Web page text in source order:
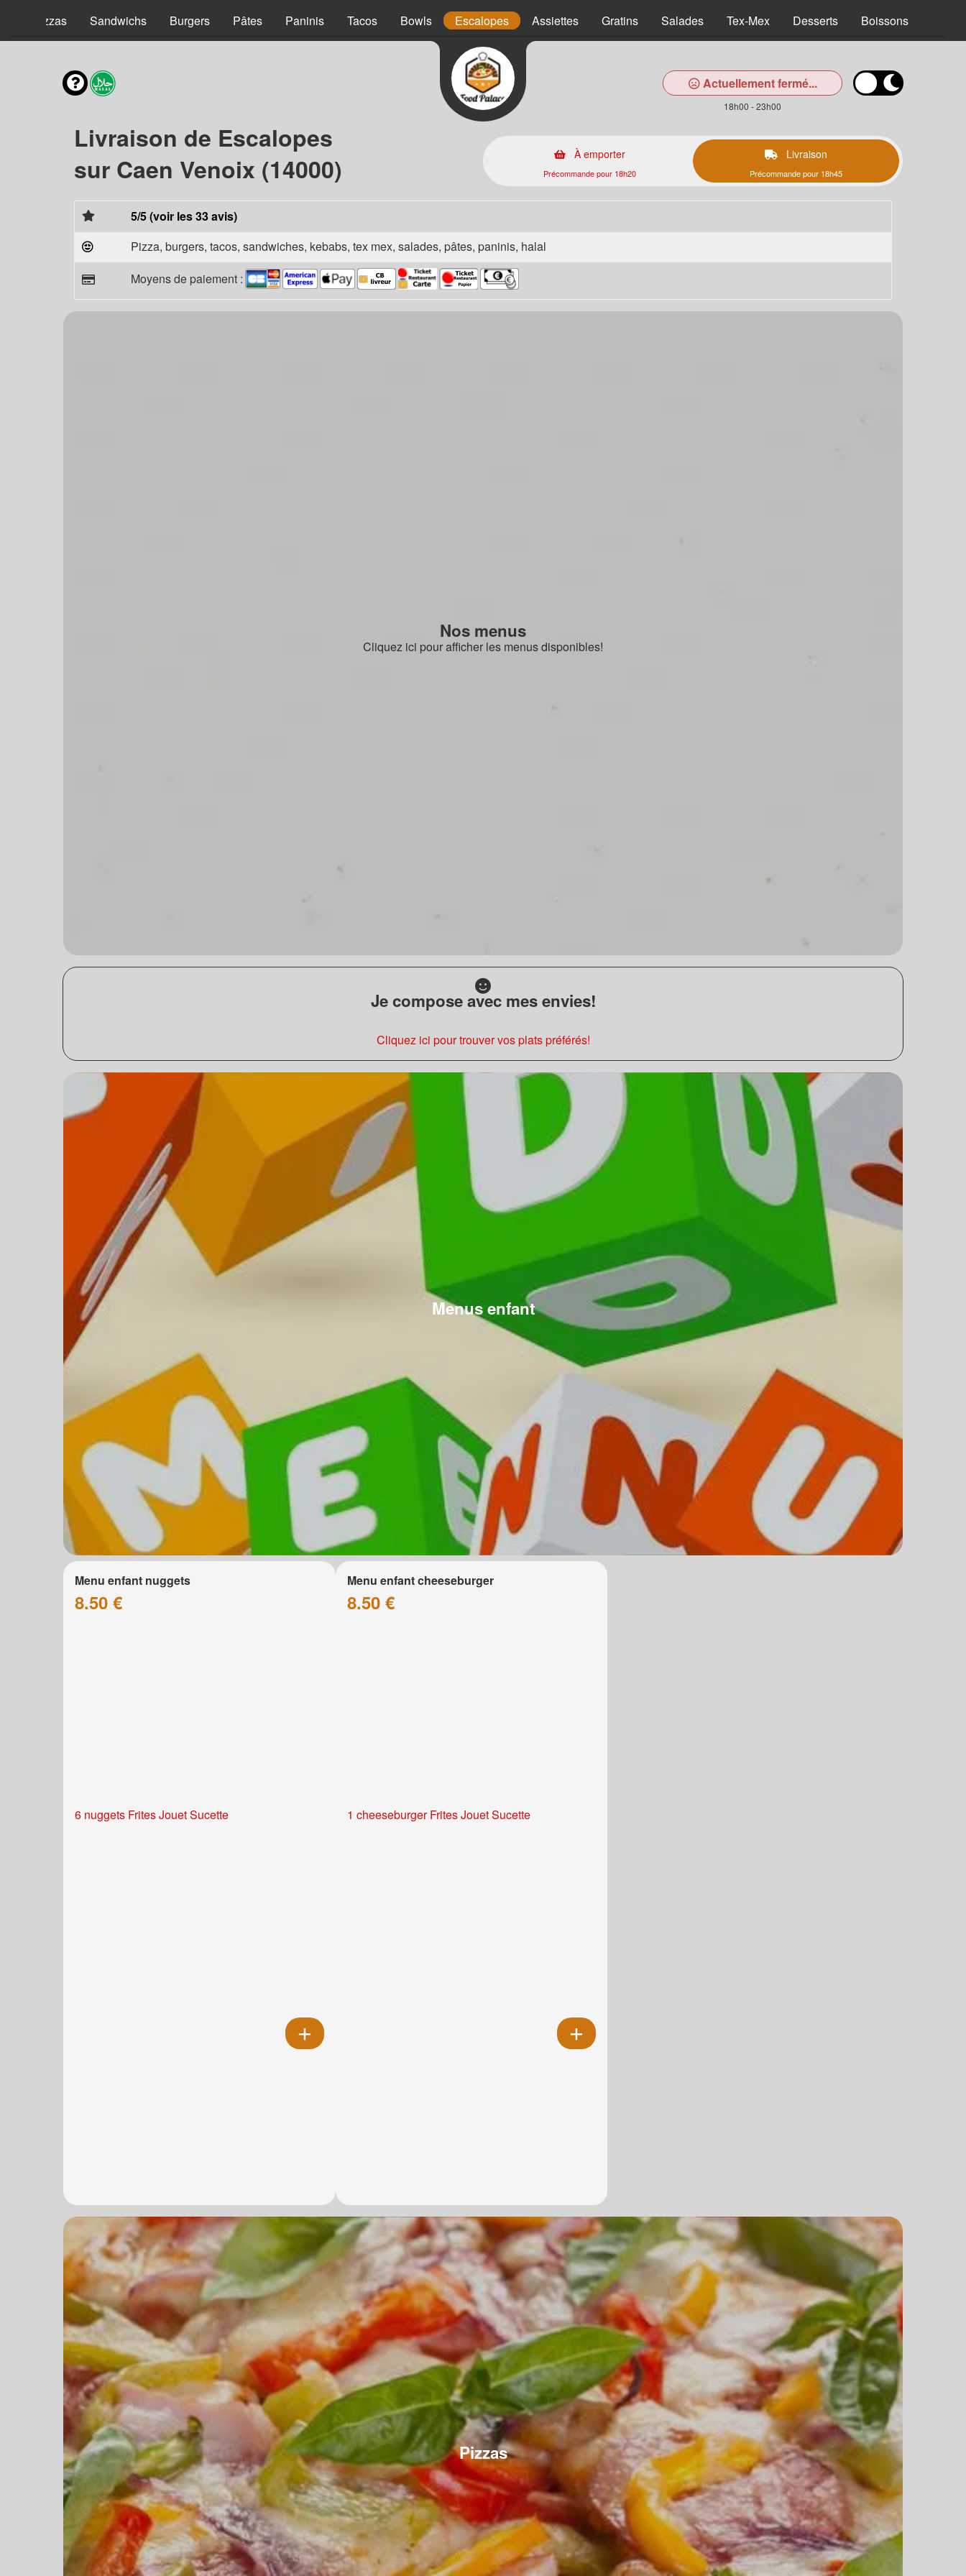
Pizzas Sandwichs Burgers Pâtes Paninis Tacos Bowls Escalopes Assiettes Gratins Salades Tex-Mex Desserts Boissons
Actuellement fermé...
18h00 - 23h00
Livraison de Escalopes
sur Caen Venoix (14000)
À emporter
Précommande pour 18h20
Livraison
Précommande pour 18h45
5/5 (voir les 33 avis)
Pizza, burgers, tacos, sandwiches, kebabs, tex mex, salades, pâtes, paninis, halal
Moyens de paiement :
Nos menus
Cliquez ici pour afficher les menus disponibles!
Je compose avec mes envies!
Cliquez ici pour trouver vos plats préférés!
Menus enfant
Menu enfant nuggets
8.50 €
6 nuggets Frites Jouet Sucette
Menu enfant cheeseburger
8.50 €
1 cheeseburger Frites Jouet Sucette
Pizzas